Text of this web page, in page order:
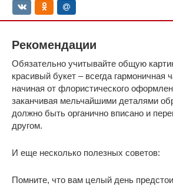
Рекомендации
Обязательно учитывайте общую
красивый букет – всегда гармоничная
начиная от флористического
заканчивая мельчайшими деталями
должно быть органично вписано и
другом.
И еще несколько полезных советов:
Помните, что вам целый день